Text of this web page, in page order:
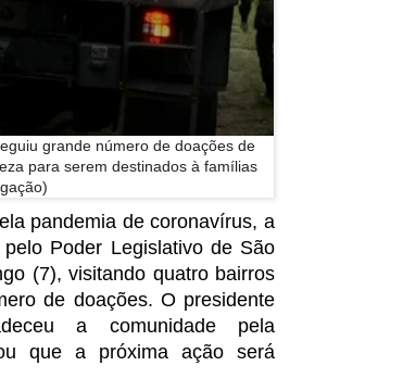
grande número de doações de
para serem destinados à famílias
pandemia de coronavírus, a
Poder Legislativo de São
(7), visitando quatro bairros
de doações. O presidente
a comunidade pela
que a próxima ação será